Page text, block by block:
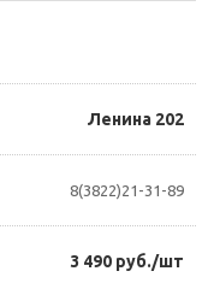
Ленина 202
8(3822)21-31-89
3 490 руб./шт